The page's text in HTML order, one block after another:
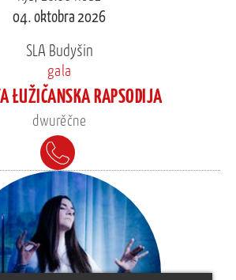
04. oktobra 2026
SLA Budyšin
gala
ŁUŽIČANSKA RAPSODIJA
dwurěčne